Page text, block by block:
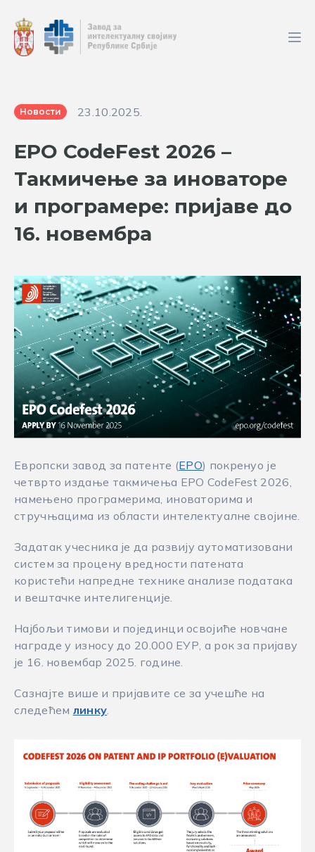
Новости 23.10.2025.
EPO CodeFest 2026 –
Такмичење за иноваторе
и програмере: пријаве до
16. новембра
Европски завод за патенте (EPO) покренуо је
четврто издање такмичења EPO CodeFest 2026,
намењено програмерима, иноваторима и
стручњацима из области интелектуалне својине.
Задатак учесника је да развију аутоматизовани
систем за процену вредности патената
користећи напредне технике анализе података
и вештачке интелигенције.
Најбољи тимови и појединци освојиће новчане
награде у износу до 20.000 ЕУР, а рок за пријаву
је 16. новембар 2025. године.
Сазнајте више и пријавите се за учешће на
следећем линку.